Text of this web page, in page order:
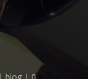
blog|0